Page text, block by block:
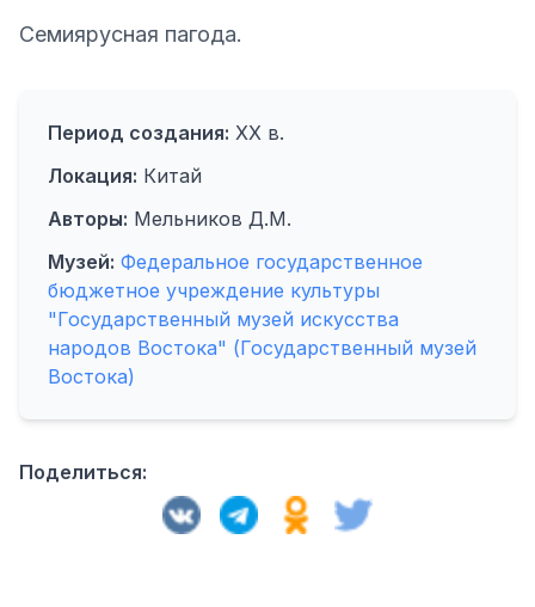
Семиярусная пагода.
Период создания: XX в.
Локация: Китай
Авторы: Мельников Д.М.
Музей: Федеральное государственное
бюджетное учреждение культуры
"Государственный музей искусства
народов Востока" (Государственный музей
Востока)
Поделиться: